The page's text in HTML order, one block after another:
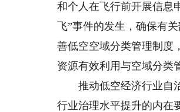
和个人在飞行前开展信息
飞”事件的发生，确保有
善低空空域分类管理制度
资源有效利用与空域分类
推动低空经济行业自治
行业治理水平提升的内在